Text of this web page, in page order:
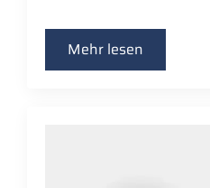
Mehr lesen